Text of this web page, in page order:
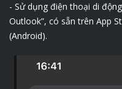
- Sử dụng điện thoại di
Outlook”, có sẵn trên App
(Android).